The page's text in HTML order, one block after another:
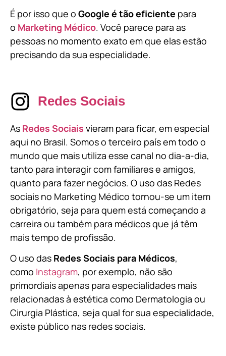
É por isso que o Google é tão eficiente para
o Marketing Médico. Você parece para as
pessoas no momento exato em que elas estão
precisando da sua especialidade.
Redes Sociais
As Redes Sociais vieram para ficar, em especial
aqui no Brasil. Somos o terceiro país em todo o
mundo que mais utiliza esse canal no dia-a-dia,
tanto para interagir com familiares e amigos,
quanto para fazer negócios. O uso das Redes
sociais no Marketing Médico tornou-se um item
obrigatório, seja para quem está começando a
carreira ou também para médicos que já têm
mais tempo de profissão.
O uso das Redes Sociais para Médicos,
como Instagram, por exemplo, não são
primordiais apenas para especialidades mais
relacionadas à estética como Dermatologia ou
Cirurgia Plástica, seja qual for sua especialidade,
existe público nas redes sociais.